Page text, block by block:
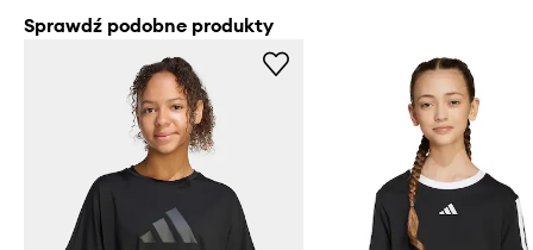
Sprawdź podobne produkty